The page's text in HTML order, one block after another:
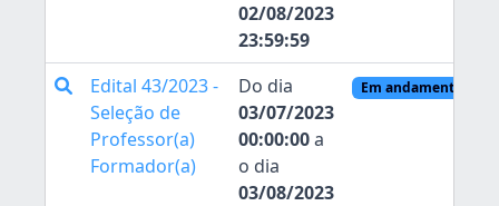
02/08/2023
23:59:59
Edital 43/2023 -
Seleção de
Professor(a)
Formador(a)
Do dia
03/07/2023
00:00:00a
o dia
03/08/2023
Em andamento